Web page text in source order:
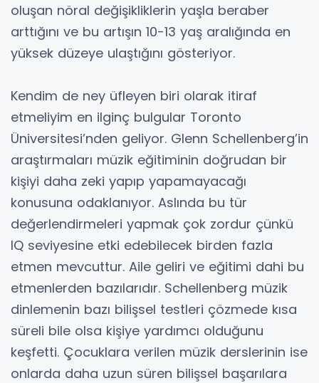
oluşan nöral değişikliklerin yaşla beraber
arttığını ve bu artışın 10-13 yaş aralığında en
yüksek düzeye ulaştığını gösteriyor.
Kendim de ney üfleyen biri olarak itiraf
etmeliyim en ilginç bulgular Toronto
Üniversitesi’nden geliyor. Glenn Schellenberg’in
araştırmaları müzik eğitiminin doğrudan bir
kişiyi daha zeki yapıp yapamayacağı
konusuna odaklanıyor. Aslında bu tür
değerlendirmeleri yapmak çok zordur çünkü
IQ seviyesine etki edebilecek birden fazla
etmen mevcuttur. Aile geliri ve eğitimi dahi bu
etmenlerden bazılarıdır. Schellenberg müzik
dinlemenin bazı bilişsel testleri çözmede kısa
süreli bile olsa kişiye yardımcı olduğunu
keşfetti. Çocuklara verilen müzik derslerinin ise
onlarda daha uzun süren bilişsel başarılara